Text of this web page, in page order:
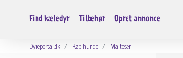
Find kæledyr Tilbehør Opret annonce
Dyreportal.dk Køb hunde Malteser